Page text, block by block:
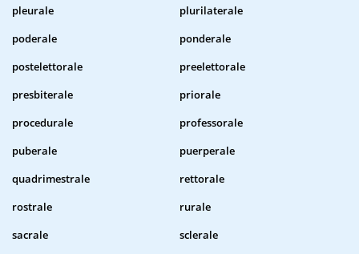
pleurale
plurilaterale
poderale
ponderale
postelettorale
preelettorale
presbiterale
priorale
procedurale
professorale
puberale
puerperale
quadrimestrale
rettorale
rostrale
rurale
sacrale
sclerale